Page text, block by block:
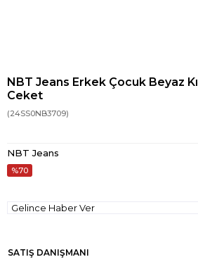
NBT Jeans Erkek Çocuk Beyaz
Ceket
(24SS0NB3709)
NBT Jeans
70
Gelince Haber Ver
SATIŞ DANIŞMANI